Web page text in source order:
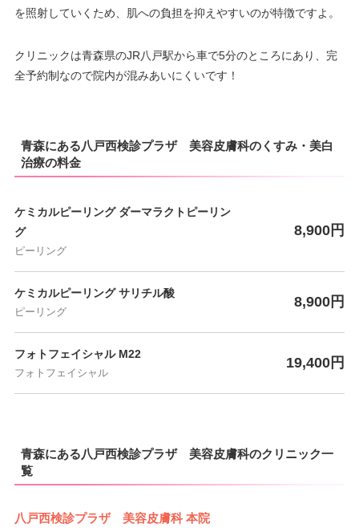
を照射していくため、肌への負担を抑えやすいのが特徴ですよ。
クリニックは青森県のJR八戸駅から車で5分のところにあり、完
全予約制なので院内が混みあいにくいです！
青森にある八戸西検診プラザ 美容皮膚科のくすみ・美白
治療の料金
ケミカルピーリング ダーマラクトピーリン
グ
ピーリング
8,900円
ケミカルピーリング サリチル酸
ピーリング
8,900円
フォトフェイシャル M22
フォトフェイシャル
19,400円
青森にある八戸西検診プラザ 美容皮膚科のクリニック一
覧
八戸西検診プラザ 美容皮膚科 本院